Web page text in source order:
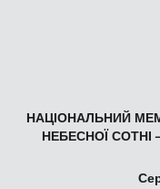
НАЦІОНАЛЬНИЙ
НЕБЕСНОЇ СОТНІ